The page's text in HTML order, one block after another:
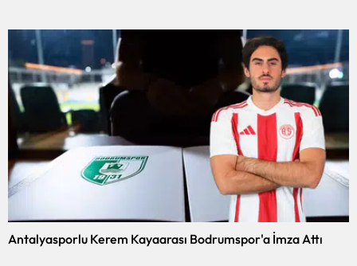
Antalyasporlu Kerem Kayaarası Bodrumspor'a İmza Attı